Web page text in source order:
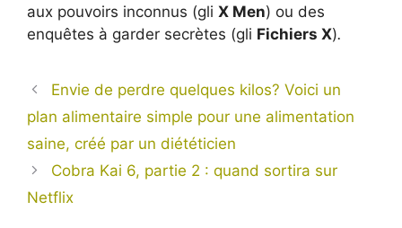
aux pouvoirs inconnus (gli X Men) ou des
enquêtes à garder secrètes (gli Fichiers X).
Envie de perdre quelques kilos? Voici un
plan alimentaire simple pour une alimentation
saine, créé par un diététicien
Cobra Kai 6, partie 2 : quand sortira sur
Netflix